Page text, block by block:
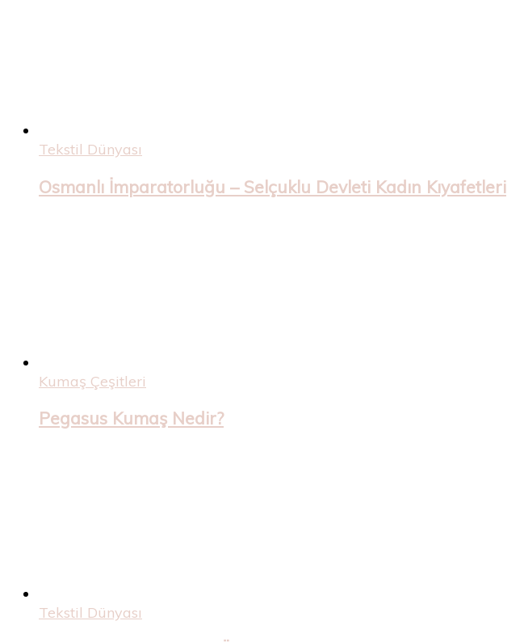
Tekstil Dünyası
Osmanlı İmparatorluğu – Selçuklu Devleti Kadın Kıyafetleri
Kumaş Çeşitleri
Pegasus Kumaş Nedir?
Tekstil Dünyası